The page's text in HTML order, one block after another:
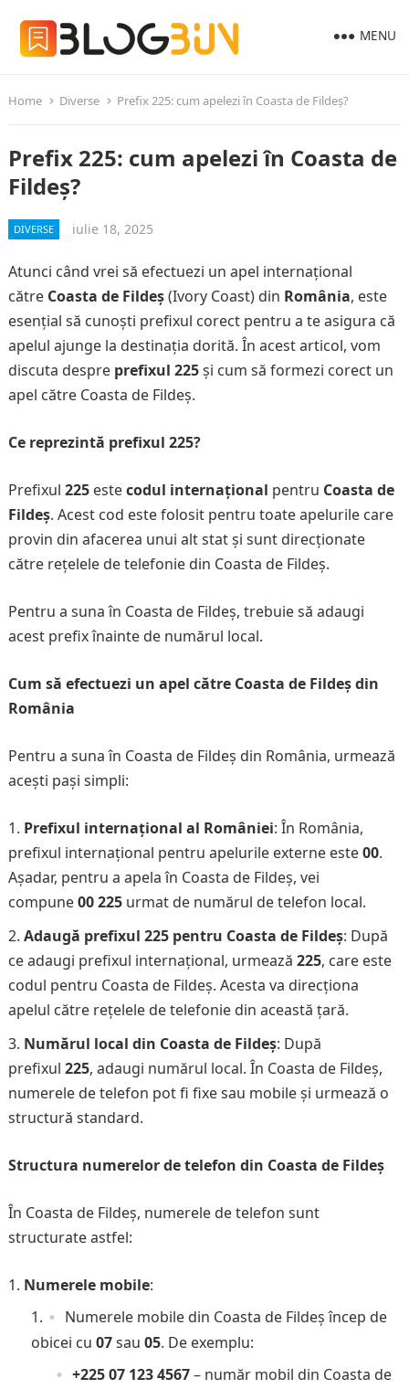
MENU
Home Diverse Prefix 225: cum apelezi în Coasta de Fildeș?
Prefix 225: cum apelezi în Coasta de
Fildeș?
DIVERSE iulie 18, 2025
Atunci când vrei să efectuezi un apel internațional
către Coasta de Fildeș(Ivory Coast) din România, este
esențial să cunoști prefixul corect pentru a te asigura că
apelul ajunge la destinația dorită. În acest articol, vom
discuta despre prefixul 225și cum să formezi corect un
apel către Coasta de Fildeș.
Ce reprezintă prefixul 225?
Prefixul 225estecodul internațional pentru Coasta de
Fildeș. Acest cod este folosit pentru toate apelurile care
provin din afacerea unui alt stat și sunt direcționate
către rețelele de telefonie din Coasta de Fildeș.
Pentru a suna în Coasta de Fildeș, trebuie să adaugi
acest prefix înainte de numărul local.
Cum să efectuezi un apel către Coasta de Fildeș din
România
Pentru a suna în Coasta de Fildeș din România, urmează
acești pași simpli:
Prefixul internațional al României: În România,
prefixul internațional pentru apelurile externe este00.
Așadar, pentru a apela în Coasta de Fildeș, vei
compune00 225urmat de numărul de telefon local.
Adaugă prefixul 225 pentru Coasta de Fildeș: După
ce adaugi prefixul internațional, urmează 225, care este
codul pentru Coasta de Fildeș. Acesta va direcționa
apelul către rețelele de telefonie din această țară.
Numărul local din Coasta de Fildeș: După
prefixul 225, adaugi numărul local. În Coasta de Fildeș,
numerele de telefon pot fi fixe sau mobile și urmează o
structură standard.
Structura numerelor de telefon din Coasta de Fildeș
În Coasta de Fildeș, numerele de telefon sunt
structurate astfel:
Numerele mobile:
Numerele mobile din Coasta de Fildeș încep de
obicei cu 07sau 05. De exemplu:
+225 07 123 4567– număr mobil din Coasta de